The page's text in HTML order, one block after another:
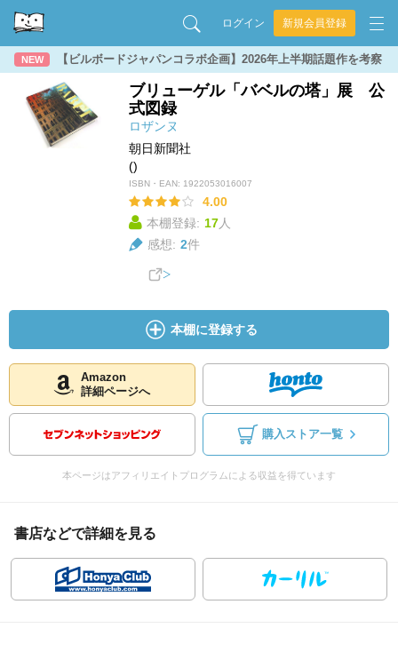
ログイン 新規会員登録
NEW 【ビルボードジャパンコラボ企画】2026年上半期話題作を考察
ブリューゲル「バベルの塔」展 公
式図録
ロザンヌ
朝日新聞社
()
ISBN・EAN: 1922053016007
4.00
本棚登録: 17人
感想: 2件
本棚に登録する
Amazon
詳細ページへ
購入ストア一覧
本ページはアフィリエイトプログラムによる収益を得ています
書店などで詳細を見る